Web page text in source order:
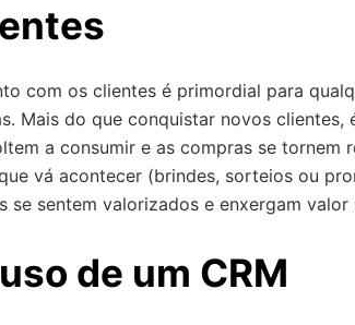
com os clientes é primordial para
Mais do que conquistar novos clientes,
a consumir e as compras se tornem
vá acontecer (brindes, sorteios ou
se sentem valorizados e enxergam valor
de um CRM